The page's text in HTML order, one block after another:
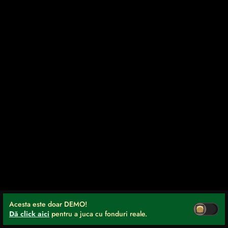
Acesta este doar DEMO!
Dă click aici pentru a juca cu fonduri reale.